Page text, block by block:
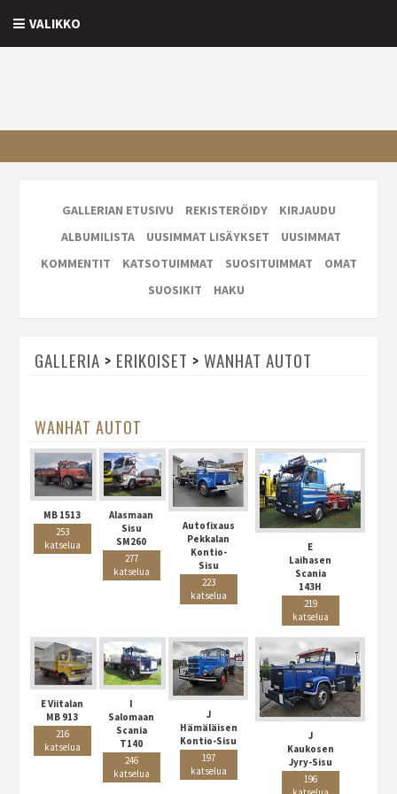
VALIKKO
GALLERIAN ETUSIVU REKISTERÖIDY
KIRJAUDU
ALBUMILISTA
UUSIMMAT LISÄYKSET
UUSIMMAT
KOMMENTIT
KATSOTUIMMAT SUOSITUIMMAT
OMAT
SUOSIKIT
HAKU
GALLERIA > ERIKOISET > WANHAT AUTOT
WANHAT AUTOT
MB 1513
253
katselua
Alasmaan
Sisu
SM260
277
katselua
Autofixaus
Pekkalan
Kontio-
Sisu
223
katselua
E
Laihasen
Scania
143H
219
katselua
E Viitalan
MB 913
216
katselua
I
Salomaan
Scania
T140
246
katselua
J
Hämäläisen
Kontio-Sisu
197
katselua
J
Kaukosen
Jyry-Sisu
196